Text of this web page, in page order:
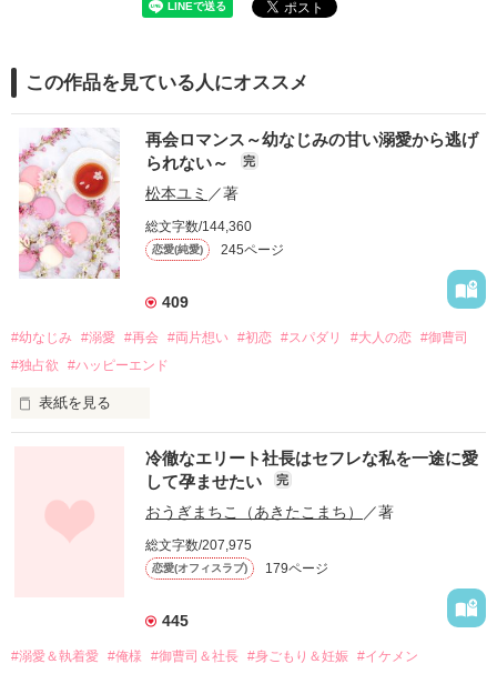
この作品を見ている人にオススメ
再会ロマンス～幼なじみの甘い溺愛から逃げ
られない～
完
松本ユミ ／著
総文字数/144,360
恋愛(純愛) 245ページ
409
#幼なじみ #溺愛 #再会 #両片想い #初恋 #スパダリ #大人の恋 #御曹司
#独占欲
#ハッピーエンド
表紙を見る
幼なじみの哲平に淡い恋心を抱いていた美桜。
しかし、ある出来事をきっかけに二人の関係は壊れてしまう。
関係修復もできないまま、美桜は両親の離婚によって
引っ越すことになり、哲平とも離れ離れになった。
それから約十二年後。
過去の傷から、二度と会いたくないと思っていた哲平に
冷徹なエリート社長はセフレな私を一途に愛
して孕ませたい
完
おうぎまちこ（あきたこまち） ／著
総文字数/207,975
恋愛(オフィスラブ) 179ページ
445
#溺愛＆執着愛 #俺様 #御曹司＆社長 #身ごもり＆妊娠 #イケメン